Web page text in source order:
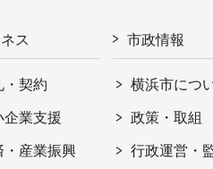
ス
・契約
企業支援
・産業振興
市政情報
横浜市につ
政策・取組
行政運営・